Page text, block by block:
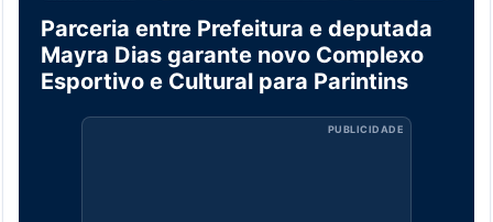
Parceria entre Prefeitura e deputada
Mayra Dias garante novo Complexo
Esportivo e Cultural para Parintins
PUBLICIDADE